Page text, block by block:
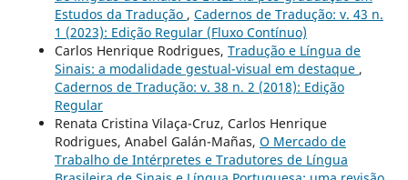
Estudos da Tradução , Cadernos de Tradução: v. 43 n.
1 (2023): Edição Regular (Fluxo Contínuo)
Carlos Henrique Rodrigues, Tradução e Língua de
Sinais: a modalidade gestual-visual em destaque ,
Cadernos de Tradução: v. 38 n. 2 (2018): Edição
Regular
Renata Cristina Vilaça-Cruz, Carlos Henrique
Rodrigues, Anabel Galán-Mañas, O Mercado de
Trabalho de Intérpretes e Tradutores de Língua